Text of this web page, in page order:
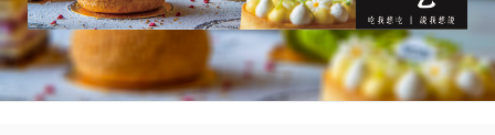
o
k
g
r
a